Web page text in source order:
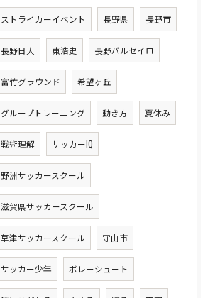
ストライカーイベント 長野県 長野市
長野日大 東浩史 長野パルセイロ
富竹グラウンド 希望ヶ丘
グループトレーニング 動き方 夏休み
戦術理解 サッカーIQ
野洲サッカースクール
滋賀県サッカースクール
草津サッカースクール 守山市
サッカー少年 ボレーシュート